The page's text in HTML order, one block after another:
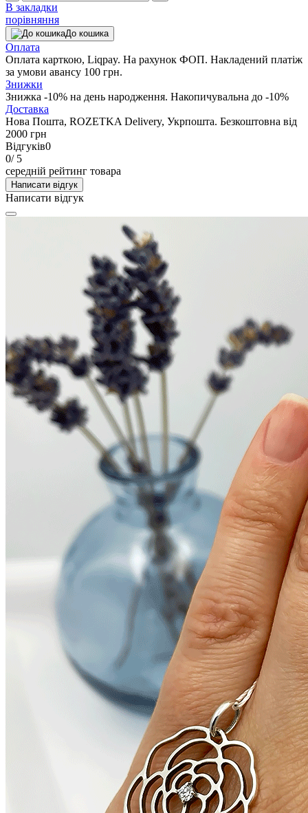
В закладки
порівняння
До кошика
Оплата
Оплата карткою, Liqpay. На рахунок ФОП. Накладений платіж
за умови авансу 100 грн.
Знижки
Знижка -10% на день народження. Накопичувальна до -10%
Доставка
Нова Пошта, ROZETKA Delivery, Укрпошта. Безкоштовна від
2000 грн
Відгуків0
0/ 5
середній рейтинг товара
Написати відгук
Написати відгук